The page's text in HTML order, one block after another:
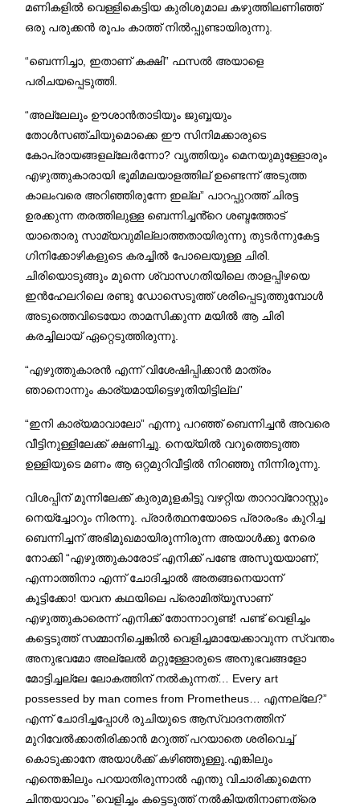
മണികളിൽ വെള്ളികെട്ടിയ കുരിശുമാല കഴുത്തിലണിഞ്ഞ്
ഒരു പരുക്കൻ രൂപം കാത്ത് നിൽപ്പുണ്ടായിരുന്നു.
“ബെന്നിച്ചാ, ഇതാണ് കക്ഷി” ഫസൽ അയാളെ
പരിചയപ്പെടുത്തി.
“അല്ലേലും ഊശാൻതാടിയും ജുബ്ബയും
തോൾസഞ്ചിയുമൊക്കെ ഈ സിനിമക്കാരുടെ
കോപ്രായങ്ങളല്ലേർന്നോ? വൃത്തിയും മെനയുമുള്ളോരും
എഴുത്തുകാരായി ഭൂമിമലയാളത്തില് ഉണ്ടെന്ന് അടുത്ത
കാലംവരെ അറിഞ്ഞിരുന്നേ ഇല്ല” പാറപ്പുറത്ത് ചിരട്ട
ഉരക്കുന്ന തരത്തിലുള്ള ബെന്നിച്ചൻ്റെ ശബ്ദത്തോട്
യാതൊരു സാമ്യവുമില്ലാത്തതായിരുന്നു തുടർന്നുകേട്ട
ഗിനിക്കോഴികളുടെ കരച്ചിൽ പോലെയുള്ള ചിരി.
ചിരിയൊടുങ്ങും മുന്നെ ശ്വാസഗതിയിലെ താളപ്പിഴയെ
ഇൻഹേലറിലെ രണ്ടു ഡോസെടുത്ത് ശരിപ്പെടുത്തുമ്പോൾ
അടുത്തെവിടെയോ താമസിക്കുന്ന മയിൽ ആ ചിരി
കരച്ചിലായ് ഏറ്റെടുത്തിരുന്നു.
“എഴുത്തുകാരൻ എന്ന് വിശേഷിപ്പിക്കാൻ മാത്രം
ഞാനൊന്നും കാര്യമായിട്ടെഴുതിയിട്ടില്ല”
“ഇനി കാര്യമാവാലോ” എന്നു പറഞ്ഞ് ബെന്നിച്ചൻ അവരെ
വീട്ടിനുള്ളിലേക്ക് ക്ഷണിച്ചു. നെയ്യിൽ വറുത്തെടുത്ത
ഉള്ളിയുടെ മണം ആ ഒറ്റമുറിവീട്ടിൽ നിറഞ്ഞു നിന്നിരുന്നു.
വിശപ്പിന് മുന്നിലേക്ക് കുരുമുളകിട്ടു വഴറ്റിയ താറാവ്റോസ്റ്റും
നെയ്ച്ചോറും നിരന്നു. പ്രാർത്ഥനയോടെ പ്രാരംഭം കുറിച്ച
ബെന്നിച്ചന് അഭിമുഖമായിരുന്നിരുന്ന അയാൾക്കു നേരെ
നോക്കി “എഴുത്തുകാരോട് എനിക്ക് പണ്ടേ അസൂയയാണ്,
എന്നാത്തിനാ എന്ന് ചോദിച്ചാൽ അതങ്ങനെയാന്ന്
കൂട്ടിക്കോ! യവന കഥയിലെ പ്രൊമിത്യൂസാണ്
എഴുത്തുകാരെന്ന് എനിക്ക് തോന്നാറുണ്ട്! പണ്ട് വെളിച്ചം
കട്ടെടുത്ത് സമ്മാനിച്ചെങ്കിൽ വെളിച്ചമായേക്കാവുന്ന സ്വന്തം
അനുഭവമോ അല്ലേൽ മറ്റുള്ളോരുടെ അനുഭവങ്ങളോ
മോട്ടിച്ചല്ലേ ലോകത്തിന് നൽകുന്നത്… Every art
possessed by man comes from Prometheus… എന്നല്ലേ?”
എന്ന് ചോദിച്ചപ്പോൾ രുചിയുടെ ആസ്വാദനത്തിന്
മുറിവേൽക്കാതിരിക്കാൻ മറുത്ത് പറയാതെ ശരിവെച്ച്
കൊടുക്കാനേ അയാൾക്ക് കഴിഞ്ഞുള്ളു.എങ്കിലും
എന്തെങ്കിലും പറയാതിരുന്നാൽ എന്തു വിചാരിക്കുമെന്ന
ചിന്തയാവാം ”വെളിച്ചം കട്ടെടുത്ത് നൽകിയതിനാണത്രെ